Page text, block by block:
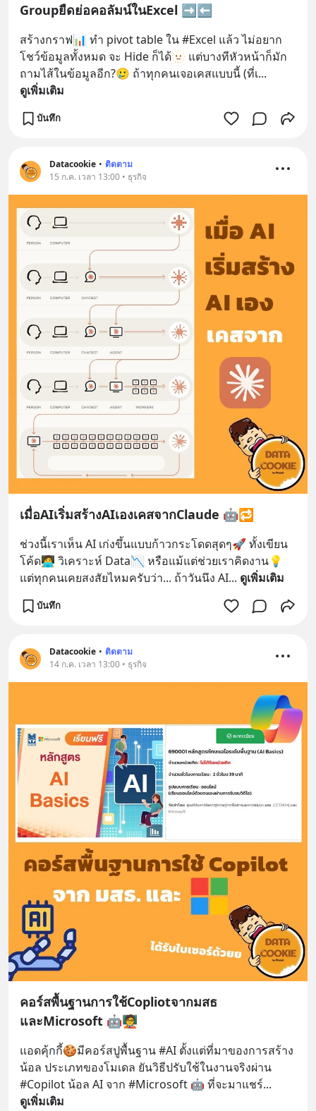
Groupยืดย่อคอลัมน์ในExcel ➡️⬅️
สร้างกราฟ📊 ทำ pivot table ใน #Excel แล้ว ไม่อยาก
โชว์ข้อมูลทั้งหมด จะ Hide ก็ได้🫥 แต่บางทีหัวหน้าก็มัก
ถามไส้ในข้อมูลอีก?🥲 ถ้าทุกคนเจอเคสแบบนี้ (ที่เ...
ดูเพิ่มเติม
บันทึก
Datacookie • ติดตาม
15 ก.ค. เวลา 13:00 • ธุรกิจ
เมื่อAIเริ่มสร้างAIเองเคสจากClaude 🤖🔁
ช่วงนี้เราเห็น AI เก่งขึ้นแบบก้าวกระโดดสุดๆ🚀 ทั้งเขียน
โค้ด🧑‍💻 วิเคราะห์ Data📉 หรือแม้แต่ช่วยเราคิดงาน💡
แต่ทุกคนเคยสงสัยไหมครับว่า... ถ้าวันนึง AI... ดูเพิ่มเติม
บันทึก
Datacookie • ติดตาม
14 ก.ค. เวลา 13:00 • ธุรกิจ
คอร์สพื้นฐานการใช้Copliotจากมสธ
และMicrosoft 🤖🧑‍🏫
แอดคุ้กกี้🍪มีคอร์สปูพื้นฐาน #AI ตั้งแต่ที่มาของการสร้าง
น้อล ประเภทของโมเดล ยันวิธีปรับใช้ในงานจริงผ่าน
#Copilot น้อล AI จาก #Microsoft 🤖 ที่จะมาแชร์...
ดูเพิ่มเติม